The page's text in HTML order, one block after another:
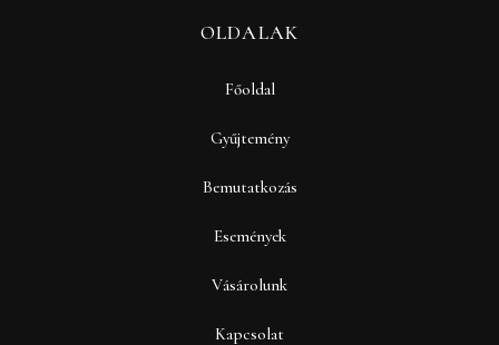
OLDALAK
Főoldal
Gyűjtemény
Bemutatkozás
Események
Vásárolunk
Kapcsolat